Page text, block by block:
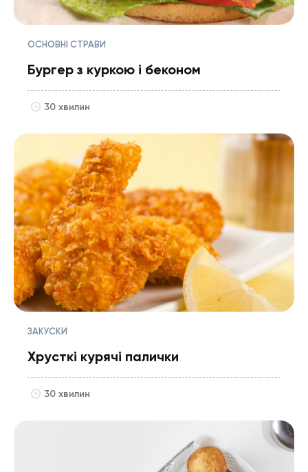
ОСНОВНІ СТРАВИ
Бургер з куркою і беконом
30 хвилин
ЗАКУСКИ
Хрусткі курячі палички
30 хвилин